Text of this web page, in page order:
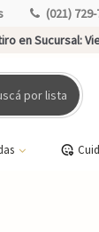
(021)
en Sucursal:
por lista